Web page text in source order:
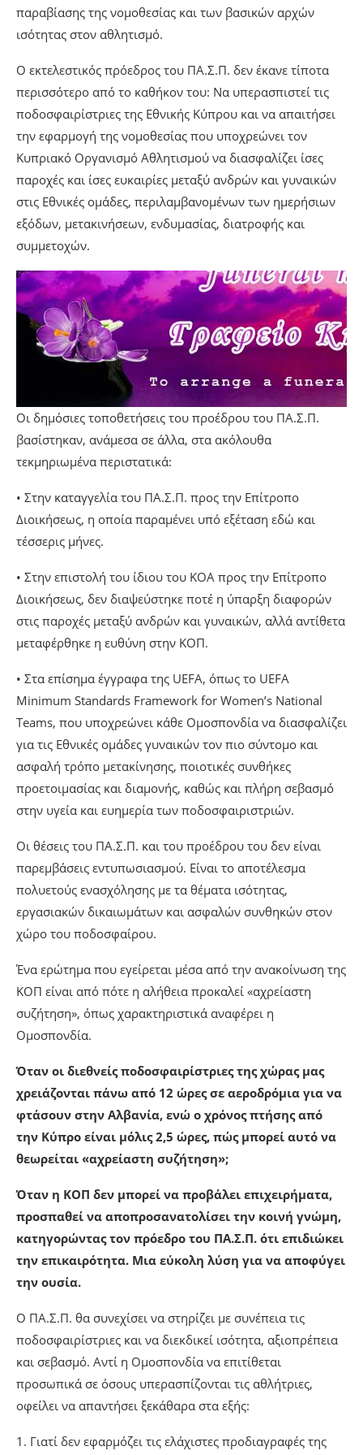
παραβίασης της νομοθεσίας και των βασικών αρχών
ισότητας στον αθλητισμό.
Ο εκτελεστικός πρόεδρος του ΠΑ.Σ.Π. δεν έκανε τίποτα
περισσότερο από το καθήκον του: Να υπερασπιστεί τις
ποδοσφαιρίστριες της Εθνικής Κύπρου και να απαιτήσει
την εφαρμογή της νομοθεσίας που υποχρεώνει τον
Κυπριακό Οργανισμό Αθλητισμού να διασφαλίζει ίσες
παροχές και ίσες ευκαιρίες μεταξύ ανδρών και γυναικών
στις Εθνικές ομάδες, περιλαμβανομένων των ημερήσιων
εξόδων, μετακινήσεων, ενδυμασίας, διατροφής και
συμμετοχών.
Οι δημόσιες τοποθετήσεις του προέδρου του ΠΑ.Σ.Π.
βασίστηκαν, ανάμεσα σε άλλα, στα ακόλουθα
τεκμηριωμένα περιστατικά:
• Στην καταγγελία του ΠΑ.Σ.Π. προς την Επίτροπο
Διοικήσεως, η οποία παραμένει υπό εξέταση εδώ και
τέσσερις μήνες.
• Στην επιστολή του ίδιου του ΚΟΑ προς την Επίτροπο
Διοικήσεως, δεν διαψεύστηκε ποτέ η ύπαρξη διαφορών
στις παροχές μεταξύ ανδρών και γυναικών, αλλά αντίθετα
μεταφέρθηκε η ευθύνη στην ΚΟΠ.
• Στα επίσημα έγγραφα της UEFA, όπως το UEFA
Minimum Standards Framework for Women’s National
Teams, που υποχρεώνει κάθε Ομοσπονδία να διασφαλίζει
για τις Εθνικές ομάδες γυναικών τον πιο σύντομο και
ασφαλή τρόπο μετακίνησης, ποιοτικές συνθήκες
προετοιμασίας και διαμονής, καθώς και πλήρη σεβασμό
στην υγεία και ευημερία των ποδοσφαιριστριών.
Οι θέσεις του ΠΑ.Σ.Π. και του προέδρου του δεν είναι
παρεμβάσεις εντυπωσιασμού. Είναι το αποτέλεσμα
πολυετούς ενασχόλησης με τα θέματα ισότητας,
εργασιακών δικαιωμάτων και ασφαλών συνθηκών στον
χώρο του ποδοσφαίρου.
Ένα ερώτημα που εγείρεται μέσα από την ανακοίνωση της
ΚΟΠ είναι από πότε η αλήθεια προκαλεί «αχρείαστη
συζήτηση», όπως χαρακτηριστικά αναφέρει η
Ομοσπονδία.
Όταν οι διεθνείς ποδοσφαιρίστριες της χώρας μας
χρειάζονται πάνω από 12 ώρες σε αεροδρόμια για να
φτάσουν στην Αλβανία, ενώ ο χρόνος πτήσης από
την Κύπρο είναι μόλις 2,5 ώρες, πώς μπορεί αυτό να
θεωρείται «αχρείαστη συζήτηση»;
Όταν η ΚΟΠ δεν μπορεί να προβάλει επιχειρήματα,
προσπαθεί να αποπροσανατολίσει την κοινή γνώμη,
κατηγορώντας τον πρόεδρο του ΠΑ.Σ.Π. ότι επιδιώκει
την επικαιρότητα. Μια εύκολη λύση για να αποφύγει
την ουσία.
Ο ΠΑ.Σ.Π. θα συνεχίσει να στηρίζει με συνέπεια τις
ποδοσφαιρίστριες και να διεκδικεί ισότητα, αξιοπρέπεια
και σεβασμό. Αντί η Ομοσπονδία να επιτίθεται
προσωπικά σε όσους υπερασπίζονται τις αθλήτριες,
οφείλει να απαντήσει ξεκάθαρα στα εξής:
1. Γιατί δεν εφαρμόζει τις ελάχιστες προδιαγραφές της